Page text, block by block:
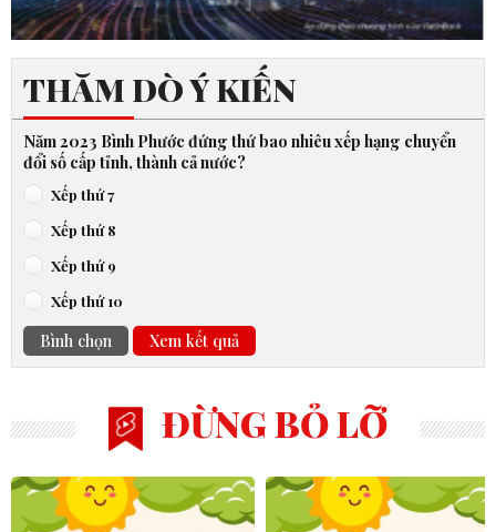
THĂM DÒ Ý KIẾN
Năm 2023 Bình Phước đứng thứ bao nhiêu xếp hạng chuyển
đổi số cấp tỉnh, thành cả nước?
Xếp thứ 7
Xếp thứ 8
Xếp thứ 9
Xếp thứ 10
Bình chọn Xem kết quả
ĐỪNG BỎ LỠ